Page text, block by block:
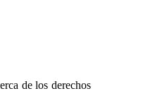
de los derechos